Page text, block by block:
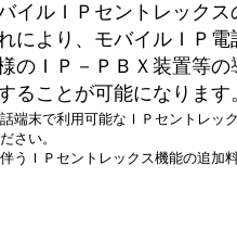
イルＩＰセントレック
により、モバイルＩＰ
のＩＰ－ＰＢＸ装置等
ることが可能になります
端末で利用可能なＩＰセントレッ
さい。
うＩＰセントレックス機能の追加